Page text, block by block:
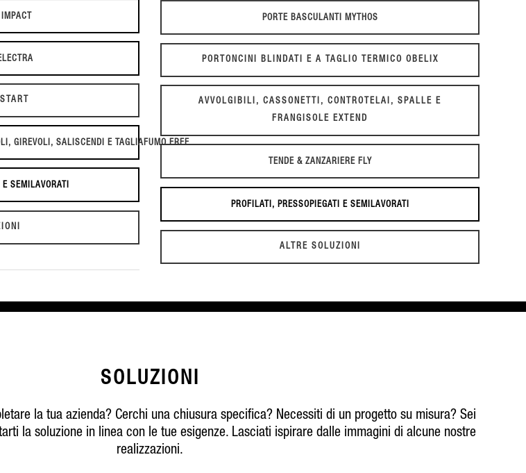
GIREVOLI, SALISCENDI E TAGLIAFUMO FREE
SEMILAVORATI
PORTE BASCULANTI MYTHOS
PORTONCINI BLINDATI E A TAGLIO TERMICO OBELIX
AVVOLGIBILI, CASSONETTI, CONTROTELAI, SPALLE E
FRANGISOLE EXTEND
TENDE & ZANZARIERE FLY
PROFILATI, PRESSOPIEGATI E SEMILAVORATI
ALTRE SOLUZIONI
SOLUZIONI
la tua azienda? Cerchi una chiusura specifica? Necessiti di un progetto su misura? Sei
la soluzione in linea con le tue esigenze. Lasciati ispirare dalle immagini di alcune nostre
realizzazioni.